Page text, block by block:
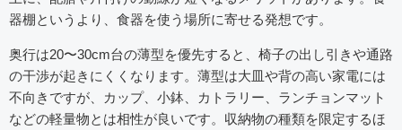
器棚というより、食器を使う場所に寄せる発想です。
奥行は20〜30cm台の薄型を優先すると、椅子の出し引きや通路
の干渉が起きにくくなります。薄型は大皿や背の高い家電には
不向きですが、カップ、小鉢、カトラリー、ランチョンマット
などの軽量物とは相性が良いです。収納物の種類を限定するほ